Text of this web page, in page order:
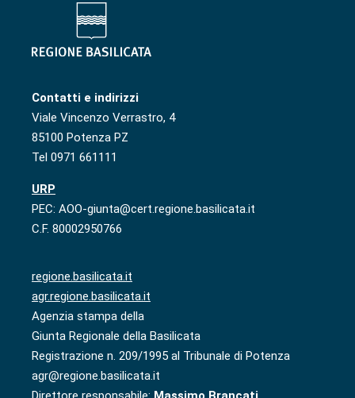
Contatti e indirizzi
Viale Vincenzo Verrastro, 4
85100 Potenza PZ
Tel 0971 661111
URP
PEC: AOO-giunta@cert.regione.basilicata.it
C.F. 80002950766
regione.basilicata.it
agr.regione.basilicata.it
Agenzia stampa della
Giunta Regionale della Basilicata
Registrazione n. 209/1995 al Tribunale di Potenza
agr@regione.basilicata.it